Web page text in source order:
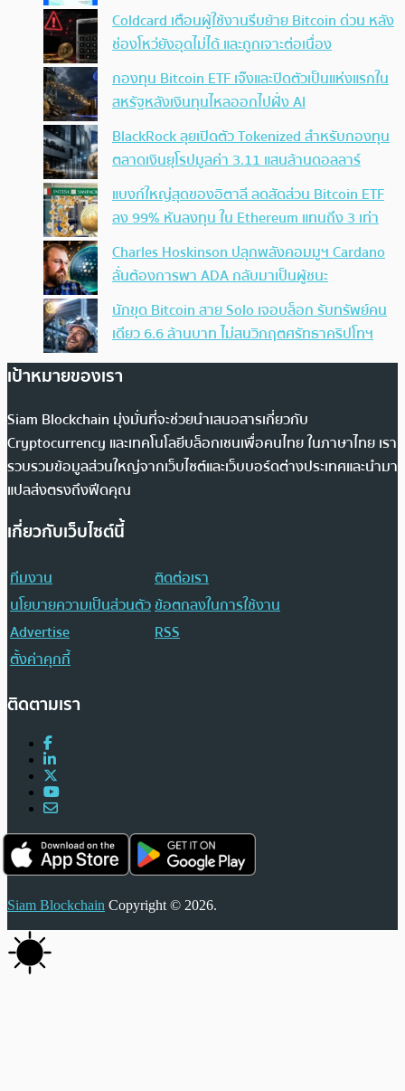
Coldcard เตือนผู้ใช้งานรีบย้าย Bitcoin ด่วน หลัง
ช่องโหว่ยังอุดไม่ได้ และถูกเจาะต่อเนื่อง
กองทุน Bitcoin ETF เจ๊งและปิดตัวเป็นแห่งแรกใน
สหรัฐหลังเงินทุนไหลออกไปฝั่ง AI
BlackRock ลุยเปิดตัว Tokenized สำหรับกองทุน
ตลาดเงินยุโรปมูลค่า 3.11 แสนล้านดอลลาร์
แบงก์ใหญ่สุดของอิตาลี ลดสัดส่วน Bitcoin ETF
ลง 99% หันลงทุน ใน Ethereum แทนถึง 3 เท่า
Charles Hoskinson ปลุกพลังคอมมูฯ Cardano
ลั่นต้องการพา ADA กลับมาเป็นผู้ชนะ
นักขุด Bitcoin สาย Solo เจอบล็อก รับทรัพย์คน
เดียว 6.6 ล้านบาท ไม่สนวิกฤตศรัทธาคริปโทฯ
เป้าหมายของเรา
Siam Blockchain มุ่งมั่นที่จะช่วยนำเสนอสารเกี่ยวกับ
Cryptocurrency และเทคโนโลยีบล็อกเชนเพื่อคนไทย ในภาษาไทย เรา
รวบรวมข้อมูลส่วนใหญ่จากเว็บไซต์และเว็บบอร์ดต่างประเทศและนำมา
แปลส่งตรงถึงฟีดคุณ
เกี่ยวกับเว็บไซต์นี้
ทีมงาน
ติดต่อเรา
นโยบายความเป็นส่วนตัวข้อตกลงในการใช้งาน
Advertise
RSS
ตั้งค่าคุกกี้
ติดตามเรา
Siam Blockchain Copyright © 2026.